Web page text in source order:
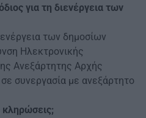
για τη διενέργεια των
των δημοσίων
Ηλεκτρονικής
Ανεξάρτητης Αρχής
συνεργασία με ανεξάρτητο
κληρώσεις;